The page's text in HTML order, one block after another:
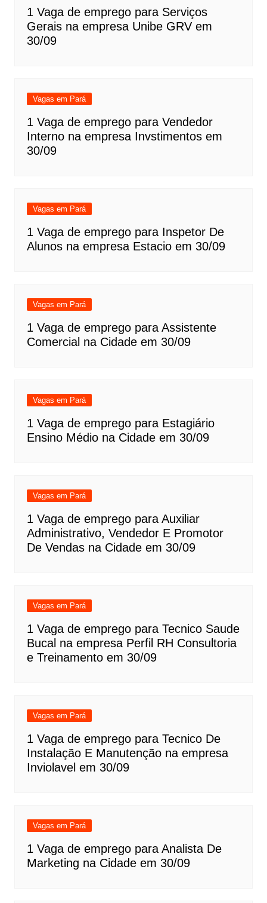
1 Vaga de emprego para Serviços
Gerais na empresa Unibe GRV em
30/09
Vagas em Pará
1 Vaga de emprego para Vendedor
Interno na empresa Invstimentos em
30/09
Vagas em Pará
1 Vaga de emprego para Inspetor De
Alunos na empresa Estacio em 30/09
Vagas em Pará
1 Vaga de emprego para Assistente
Comercial na Cidade em 30/09
Vagas em Pará
1 Vaga de emprego para Estagiário
Ensino Médio na Cidade em 30/09
Vagas em Pará
1 Vaga de emprego para Auxiliar
Administrativo, Vendedor E Promotor
De Vendas na Cidade em 30/09
Vagas em Pará
1 Vaga de emprego para Tecnico Saude
Bucal na empresa Perfil RH Consultoria
e Treinamento em 30/09
Vagas em Pará
1 Vaga de emprego para Tecnico De
Instalação E Manutenção na empresa
Inviolavel em 30/09
Vagas em Pará
1 Vaga de emprego para Analista De
Marketing na Cidade em 30/09